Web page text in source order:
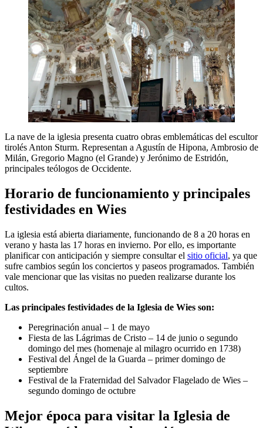
La nave de la iglesia presenta cuatro obras emblemáticas del escultor
tirolés Anton Sturm. Representan a Agustín de Hipona, Ambrosio de
Milán, Gregorio Magno (el Grande) y Jerónimo de Estridón,
principales teólogos de Occidente.
Horario de funcionamiento y principales
festividades en Wies
La iglesia está abierta diariamente, funcionando de 8 a 20 horas en
verano y hasta las 17 horas en invierno. Por ello, es importante
planificar con anticipación y siempre consultar el sitio oficial, ya que
sufre cambios según los conciertos y paseos programados. También
vale mencionar que las visitas no pueden realizarse durante los
cultos.
Las principales festividades de la Iglesia de Wies son:
Peregrinación anual – 1 de mayo
Fiesta de las Lágrimas de Cristo – 14 de junio o segundo
domingo del mes (homenaje al milagro ocurrido en 1738)
Festival del Ángel de la Guarda – primer domingo de
septiembre
Festival de la Fraternidad del Salvador Flagelado de Wies –
segundo domingo de octubre
Mejor época para visitar la Iglesia de